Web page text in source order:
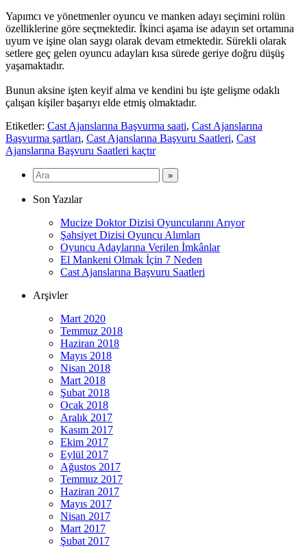
Yapımcı ve yönetmenler oyuncu ve manken adayı seçimini rolün
özelliklerine göre seçmektedir. İkinci aşama ise adayın set ortamına
uyum ve işine olan saygı olarak devam etmektedir. Sürekli olarak
setlere geç gelen oyuncu adayları kısa sürede geriye doğru düşüş
yaşamaktadır.
Bunun aksine işten keyif alma ve kendini bu işte gelişme odaklı
çalışan kişiler başarıyı elde etmiş olmaktadır.
Etiketler: Cast Ajanslarına Başvurma saati, Cast Ajanslarına
Başvurma şartları, Cast Ajanslarına Başvuru Saatleri, Cast
Ajanslarına Başvuru Saatleri kaçtır
Son Yazılar
Mucize Doktor Dizisi Oyuncularını Arıyor
Şahsiyet Dizisi Oyuncu Alımları
Oyuncu Adaylarına Verilen İmkânlar
El Mankeni Olmak İçin 7 Neden
Cast Ajanslarına Başvuru Saatleri
Arşivler
Mart 2020
Temmuz 2018
Haziran 2018
Mayıs 2018
Nisan 2018
Mart 2018
Şubat 2018
Ocak 2018
Aralık 2017
Kasım 2017
Ekim 2017
Eylül 2017
Ağustos 2017
Temmuz 2017
Haziran 2017
Mayıs 2017
Nisan 2017
Mart 2017
Şubat 2017